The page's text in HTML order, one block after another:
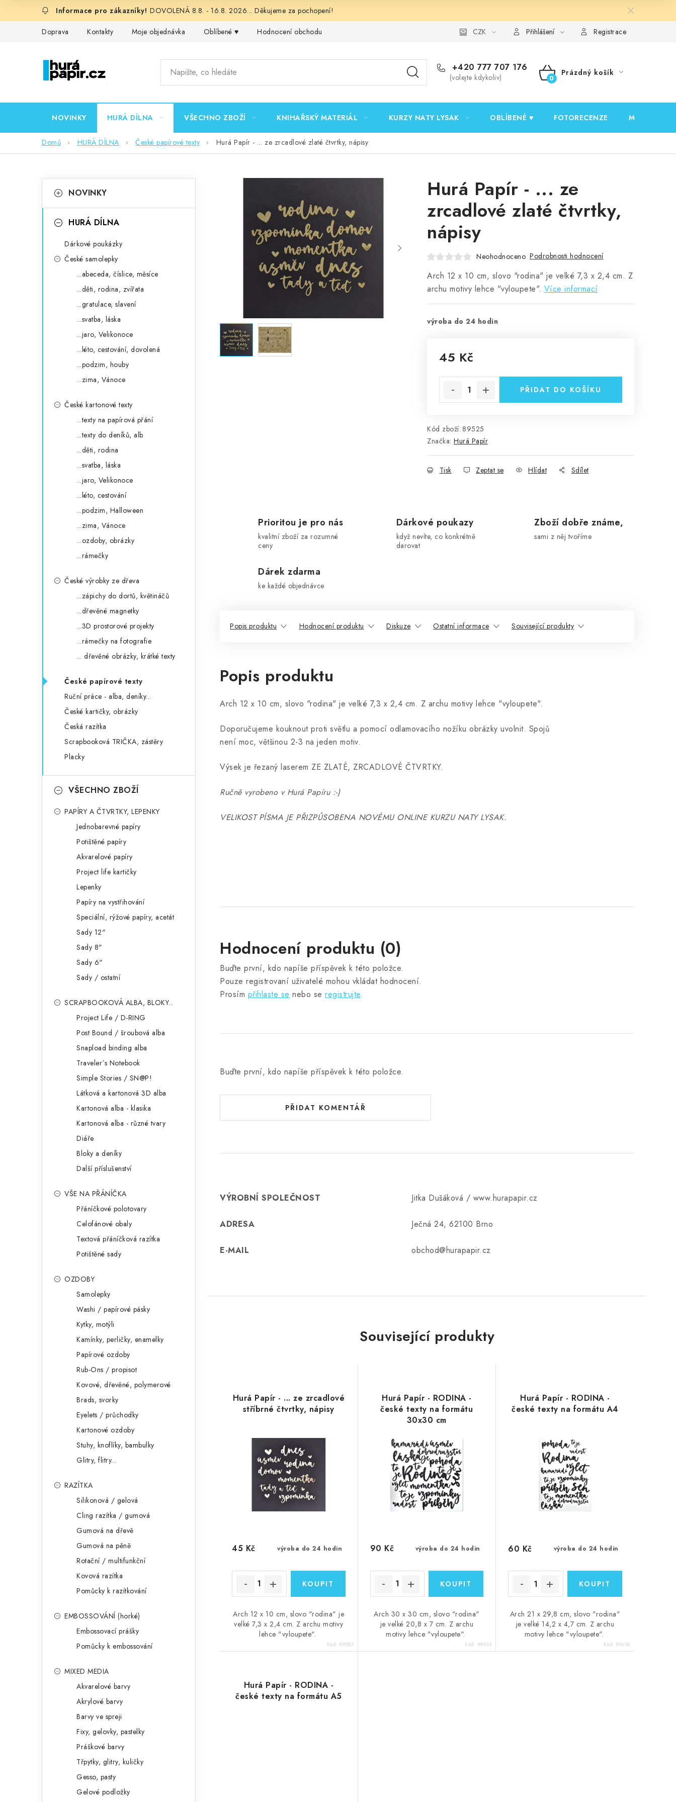
DOVOLENÁ 8.8. - 16.8. 2026... Děkujeme za pochopení!
Doprava Kontakty Moje objednávka Oblíbené ♥️ Hodnocení obchodu Podmínky ochrany osobních údajů Ověřování recenzí
CZK Přihlášení Registrace
+420 777 707 176
(volejte kdykoliv)
NÁKUPNÍ
Prázdný košík
NOVINKY HURÁ DÍLNA VŠECHNO ZBOŽÍ KNIHAŘSKÝ MATERIÁL KURZY NATY LYSAK OBLÍBENÉ ♥️ FOTORECENZE MOJE
Domů HURÁ DÍLNA České papírové texty Hurá Papír - ... ze zrcadlové zlaté čtvrtky, nápisy
okategorie
a
NOVINKY
HURÁ DÍLNA
Dárkové poukázky
České samolepky
...abeceda, číslice, měsíce
...děti, rodina, zvířata
...gratulace, slavení
...svatba, láska
...jaro, Velikonoce
...léto, cestování, dovolená
...podzim, houby
...zima, Vánoce
České kartonové texty
...texty na papírová přání
...texty do deníků, alb
...děti, rodina
...svatba, láska
...jaro, Velikonoce
...léto, cestování
...podzim, Halloween
...zima, Vánoce
...ozdoby, obrázky
...rámečky
České výrobky ze dřeva
...zápichy do dortů, květináčů
...dřevěné magnetky
...3D prostorové projekty
...rámečky na fotografie
... dřevěné obrázky, krátké texty
České papírové texty
Ruční práce - alba, deníky...
České kartičky, obrázky
Česká razítka
Scrapbooková TRIČKA, zástěry
Placky
VŠECHNO ZBOŽÍ
PAPÍRY A ČTVRTKY, LEPENKY
Jednobarevné papíry
Potištěné papíry
Akvarelové papíry
Project life kartičky
Lepenky
Papíry na vystřihování
Speciální, rýžové papíry, acetát
Sady 12"
Sady 8"
Sady 6"
Sady / ostatní
SCRAPBOOKOVÁ ALBA, BLOKY...
Project Life / D-RING
Post Bound / šroubová alba
Snapload binding alba
Traveler´s Notebook
Simple Stories / SN@P!
Látková a kartonová 3D alba
Kartonová alba - klasika
Kartonová alba - různé tvary
Diáře
Bloky a deníky
Další příslušenství
VŠE NA PŘÁNÍČKA
Přáníčkové polotovary
Celofánové obaly
Textová přáníčková razítka
Potištěné sady
OZDOBY
Samolepky
Washi / papírové pásky
Kytky, motýli
Kamínky, perličky, enamelky
Papírové ozdoby
Rub-Ons / propisot
Kovové, dřevěné, polymerové
Brads, svorky
Eyelets / průchodky
Kartonové ozdoby
Stuhy, knoflíky, bambulky
Glitry, flitry...
RAZÍTKA
Silikonová / gelová
Cling razítka / gumová
Gumová na dřevě
Gumová na pěně
Rotační / multifunkční
Kovová razítka
Pomůcky k razítkování
EMBOSSOVÁNÍ (horké)
Embossovací prášky
Pomůcky k embossování
MIXED MEDIA
Akvarelové barvy
Akrylové barvy
Barvy ve spreji
Fixy, gelovky, pastelky
Práškové barvy
Třpytky, glitry, kuličky
Gesso, pasty
Gelové podložky
Hurá Papír - ... ze
zrcadlové zlaté čtvrtky,
nápisy
Neohodnoceno Podrobnosti hodnocení
Arch 12 x 10 cm, slovo "rodina" je velké 7,3 x 2,4 cm. Z
archu motivy lehce "vyloupete". Více informací
výroba do 24 hodin
45 Kč
PŘIDAT DO KOŠÍKU
Kód zboží: 89525
Značka: Hurá Papír
Tisk Zeptat se Hlídat Sdílet
Prioritou je pro nás
kvalitní zboží za rozumné
ceny
Dárkové poukazy
když nevíte, co konkrétně
darovat
Zboží dobře známe,
sami z něj tvoříme
Dárek zdarma
ke každé objednávce
Popis produktu Hodnocení produktu Diskuze Ostatní informace Související produkty
Popis produktu
Arch 12 x 10 cm, slovo "rodina" je velké 7,3 x 2,4 cm. Z archu motivy lehce "vyloupete".
Doporučujeme kouknout proti světlu a pomocí odlamovacího nožíku obrázky uvolnit. Spojů
není moc, většinou 2-3 na jeden motiv.
Výsek je řezaný laserem ZE ZLATÉ, ZRCADLOVÉ ČTVRTKY.
Ručně vyrobeno v Hurá Papíru :-)
VELIKOST PÍSMA JE PŘIZPŮSOBENA NOVÉMU ONLINE KURZU NATY LYSAK.
Hodnocení produktu (0)
Buďte první, kdo napíše příspěvek k této položce.
Pouze registrovaní uživatelé mohou vkládat hodnocení.
Prosím přihlaste se nebo se registrujte.
Buďte první, kdo napíše příspěvek k této položce.
PŘIDAT KOMENTÁŘ
VÝROBNÍ SPOLEČNOST Jitka Dušáková / www.hurapapir.cz
ADRESA Ječná 24, 62100 Brno
E-MAIL obchod@hurapapir.cz
Související produkty
Hurá Papír - ... ze zrcadlové
stříbrné čtvrtky, nápisy
výroba do 24 hodin
45 Kč
Arch 12 x 10 cm, slovo "rodina" je
velké 7,3 x 2,4 cm. Z archu motivy
lehce "vyloupete".
Kód:89583
Hurá Papír - RODINA -
české texty na formátu
30x30 cm
výroba do 24 hodin
90 Kč
Arch 30 x 30 cm, slovo "rodina"
je velké 20,8 x 7 cm. Z archu
motivy lehce "vyloupete".
Kód: 89635
Hurá Papír - RODINA -
české texty na formátu A4
výroba do 24 hodin
60 Kč
Arch 21 x 29,8 cm, slovo "rodina"
je velké 14,2 x 4,7 cm. Z archu
motivy lehce "vyloupete".
Kód:89636
Hurá Papír - RODINA -
české texty na formátu A5